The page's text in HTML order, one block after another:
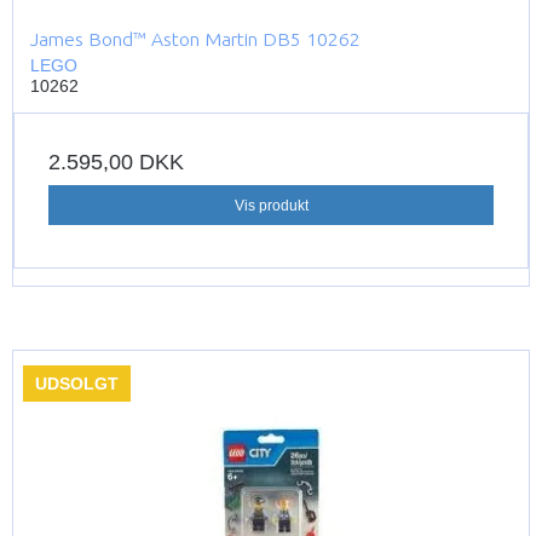
James Bond™ Aston Martin DB5 10262
LEGO
10262
2.595,00 DKK
Vis produkt
UDSOLGT